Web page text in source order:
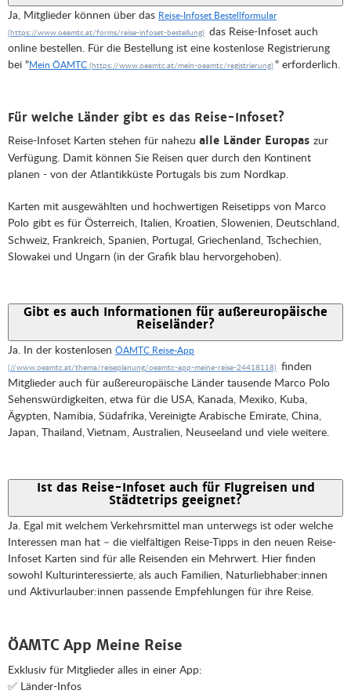
Ja, Mitglieder können über das Reise-Infoset Bestellformular
das Reise-Infoset auch
online bestellen. Für die Bestellung ist eine kostenlose Registrierung
bei "Mein ÖAMTC " erforderlich.
Für welche Länder gibt es das Reise-Infoset?
Reise-Infoset Karten stehen für nahezu alle Länder Europas zur
Verfügung. Damit können Sie Reisen quer durch den Kontinent
planen - von der Atlantikküste Portugals bis zum Nordkap.
Karten mit ausgewählten und hochwertigen Reisetipps von Marco
Polo gibt es für Österreich, Italien, Kroatien, Slowenien, Deutschland,
Schweiz, Frankreich, Spanien, Portugal, Griechenland, Tschechien,
Slowakei und Ungarn (in der Grafik blau hervorgehoben).
Gibt es auch Informationen für außereuropäische
Reiseländer?
Ja. In der kostenlosen ÖAMTC Reise-App
finden
Mitglieder auch für außereuropäische Länder tausende Marco Polo
Sehenswürdigkeiten, etwa für die USA, Kanada, Mexiko, Kuba,
Ägypten, Namibia, Südafrika, Vereinigte Arabische Emirate, China,
Japan, Thailand, Vietnam, Australien, Neuseeland und viele weitere.
Ist das Reise-Infoset auch für Flugreisen und
Städtetrips geeignet?
Ja. Egal mit welchem Verkehrsmittel man unterwegs ist oder welche
Interessen man hat – die vielfältigen Reise-Tipps in den neuen Reise-
Infoset Karten sind für alle Reisenden ein Mehrwert. Hier finden
sowohl Kulturinteressierte, als auch Familien, Naturliebhaber:innen
und Aktivurlauber:innen passende Empfehlungen für ihre Reise.
ÖAMTC App Meine Reise
Exklusiv für Mitglieder alles in einer App:
✅ Länder-Infos